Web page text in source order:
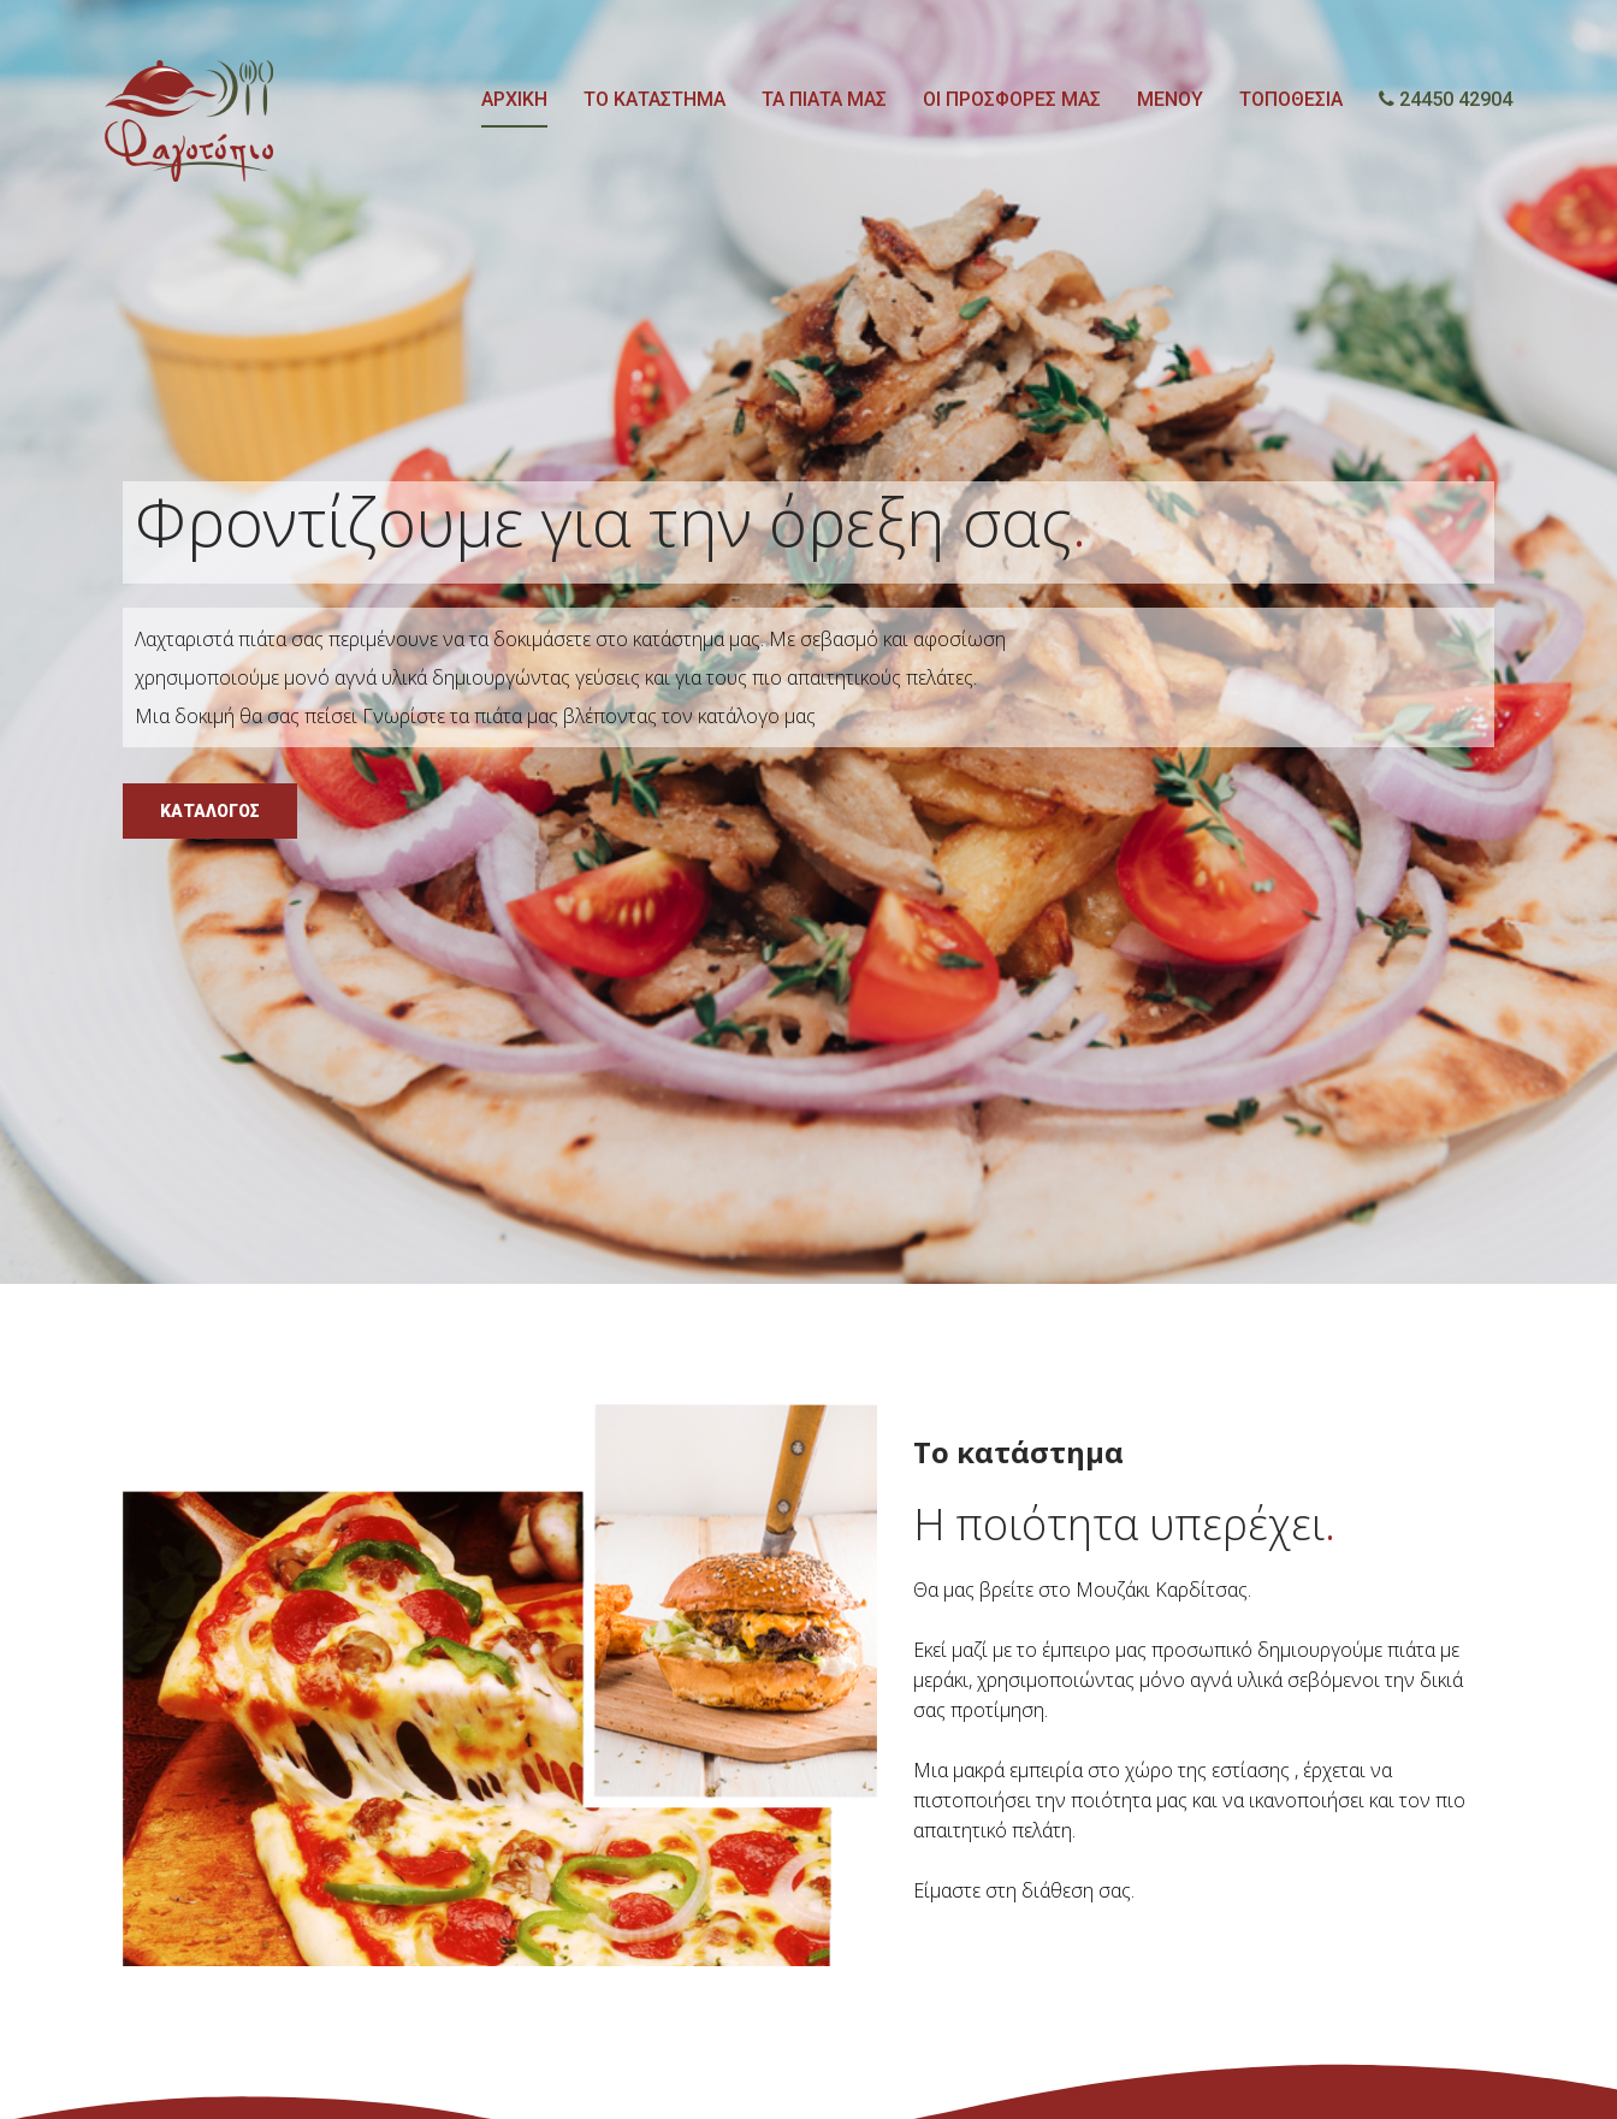
ΑΡΧΙΚΗ ΤΟ ΚΑΤΑΣΤΗΜΑ TA ΠΙΑΤΑ ΜΑΣ ΟΙ ΠΡΟΣΦΟΡΕΣ ΜΑΣ ΜΕΝΟΥ ΤΟΠΟΘΕΣΙΑ 24450 42904
Φροντίζουμε για την όρεξη σας.
Λαχταριστά πιάτα σας περιμένουνε να τα δοκιμάσετε στο κατάστημα μας. Με σεβασμό και αφοσίωση
χρησιμοποιούμε μονό αγνά υλικά δημιουργώντας γεύσεις και για τους πιο απαιτητικούς πελάτες.
Μια δοκιμή θα σας πείσει Γνωρίστε τα πιάτα μας βλέποντας τον κατάλογο μας
ΚΑΤΑΛΟΓΟΣ
Το κατάστημα
Η ποιότητα υπερέχει.
Θα μας βρείτε στο Μουζάκι Καρδίτσας.
Εκεί μαζί με το έμπειρο μας προσωπικό δημιουργούμε πιάτα με
μεράκι, χρησιμοποιώντας μόνο αγνά υλικά σεβόμενοι την δικιά
σας προτίμηση.
Μια μακρά εμπειρία στο χώρο της εστίασης , έρχεται να
πιστοποιήσει την ποιότητα μας και να ικανοποιήσει και τον πιο
απαιτητικό πελάτη.
Είμαστε στη διάθεση σας.